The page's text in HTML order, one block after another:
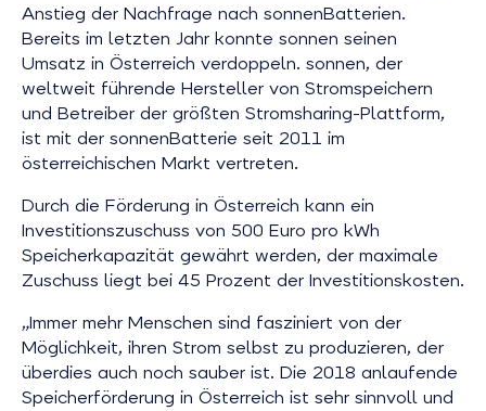
Anstieg der Nachfrage nach sonnenBatterien.
Bereits im letzten Jahr konnte sonnen seinen
Umsatz in Österreich verdoppeln. sonnen, der
weltweit führende Hersteller von Stromspeichern
und Betreiber der größten Stromsharing-Plattform,
ist mit der sonnenBatterie seit 2011 im
österreichischen Markt vertreten.
Durch die Förderung in Österreich kann ein
Investitionszuschuss von 500 Euro pro kWh
Speicherkapazität gewährt werden, der maximale
Zuschuss liegt bei 45 Prozent der Investitionskosten.
„Immer mehr Menschen sind fasziniert von der
Möglichkeit, ihren Strom selbst zu produzieren, der
überdies auch noch sauber ist. Die 2018 anlaufende
Speicherförderung in Österreich ist sehr sinnvoll und